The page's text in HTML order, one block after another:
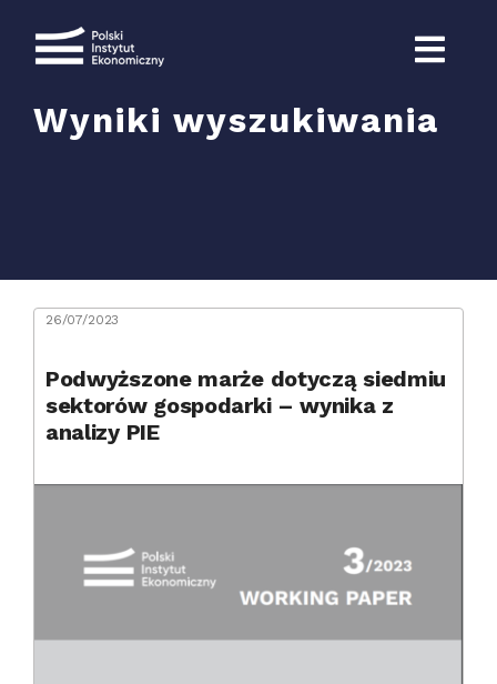
Wyniki wyszukiwania
26/07/2023
Podwyższone marże dotyczą siedmiu
sektorów gospodarki – wynika z
analizy PIE